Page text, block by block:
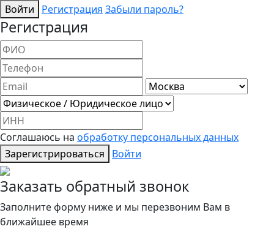
Войти
Регистрация Забыли пароль?
Регистрация
Соглашаюсь на обработку персональных данных
Зарегистрироваться
Войти
Заказать обратный звонок
Заполните форму ниже и мы перезвоним Вам в
ближайшее время